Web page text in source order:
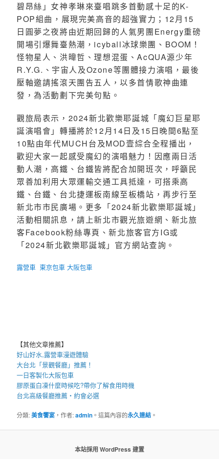
碧昂絲」女神孝琳來臺唱跳多首動感十足的K-
POP組曲，展現完美高音的超強實力；12月15
日圓夢之夜將由近期回歸的人氣男團Energy重磅
開場引爆舞臺熱潮，icyball冰球樂團、BOOM！
怪物星人、洪暐哲、理想混蛋、AcQUA源少年
R.Y.G.、宇宙人及Ozone等團體接力演唱，最後
壓軸邀請搖滾天團告五人，以多首情歌神曲連
發，為活動劃下完美句點。
觀旅局表示，2024新北歡樂耶誕城「魔幻巨星耶
誕演唱會」轉播將於12月14日及15日晚間6點至
10點由年代MUCH台及MOD壹綜合全程播出，
歡迎大家一起感受魔幻的演唱魅力！因應兩日活
動人潮，高鐵、台鐵皆將配合加開班次，呼籲民
眾善加利用大眾運輸交通工具抵達，可搭乘高
鐵、台鐵、台北捷運板南線至板橋站，再步行至
新北市市民廣場。更多「2024新北歡樂耶誕城」
活動相關訊息，請上新北市觀光旅遊網、新北旅
客Facebook粉絲專頁、新北旅客官方IG或
「2024新北歡樂耶誕城」官方網站查詢。
露營車 東京包車 大阪包車
【其他文章推薦】
好山好水,露營車漫遊體驗
大台北「景觀餐廳」推薦！
一日客製化大阪包車
膠原蛋白凍什麼時候吃?帶你了解食用時機
台北高級餐廳推薦・約會必選
分類:美食饗宴 ，作者:admin 。這篇內容的永久連結 。
本站採用 WordPress 建置